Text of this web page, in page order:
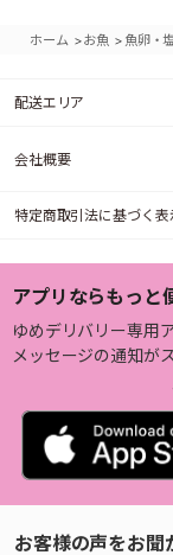
ホーム >お魚 > 魚卵・
配送エリア
会社概要
特定商取引法に基づく表
アプリならもっと
ゆめデリバリー専用
メッセージの通知が
お客様の声をお聞